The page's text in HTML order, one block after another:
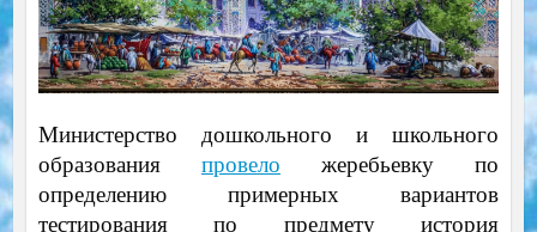
Министерство дошкольного и школьного
образования провело жеребьевку по
определению примерных вариантов
тестирования по предмету история